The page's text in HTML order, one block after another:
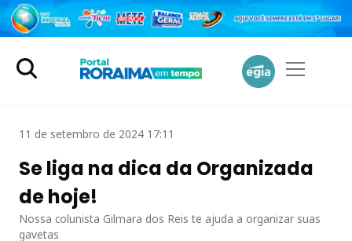
11 de setembro de 2024 17:11
Se liga na dica da Organizada
de hoje!
Nossa colunista Gilmara dos Reis te ajuda a organizar suas
gavetas